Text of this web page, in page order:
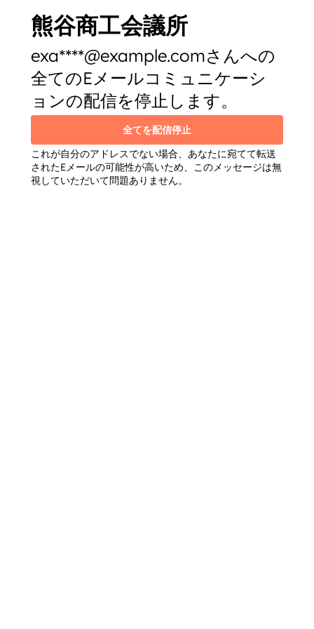
熊谷商工会議所
exa****@example.comさんへの
全てのEメールコミュニケーシ
ョンの配信を停止します。
全てを配信停止
これが自分のアドレスでない場合、あなたに宛てて転送
されたEメールの可能性が高いため、このメッセージは無
視していただいて問題ありません。